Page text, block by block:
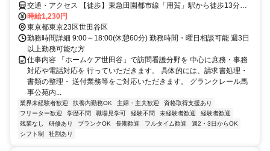
交通・アクセス 【徒歩】東急田園都市線「用賀」駅から徒歩13分、
「桜新町」駅から徒歩14分 【バス】用賀駅より東急バス（用01）
「祖師ヶ谷大蔵駅」行きで五つ目のバス停「覆馬場」から徒歩1分
（80m)
時給1,230円
東京都東京23区世田谷区
勤務時間詳細 9:00～18:00(休憩60分) 勤務時間・曜日相談可能 週3日
以上勤務可能な方
仕事内容 「ホームケア世田谷」で訪問看護分野を 中心に庶務・事務
対応や電話対応を 行っていただきます。 具体的には、請求書処理・
書類の整理・ 送付業務等をご対応いただきます。 グランクレール馬
事公苑内...
業界未経験者歓迎 扶養内勤務OK 主婦・主夫歓迎
資格取得支援あり
フリーター歓迎
学歴不問 職場見学可 経験不問 未経験者歓迎
経験者歓迎
残業なし
研修あり ブランクOK 長期歓迎 フルタイム歓迎
週2・3日からOK
シフト制
社割あり